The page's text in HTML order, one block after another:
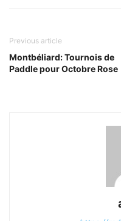
Previous article
Montbéliard: Tournois de
Paddle pour Octobre Rose